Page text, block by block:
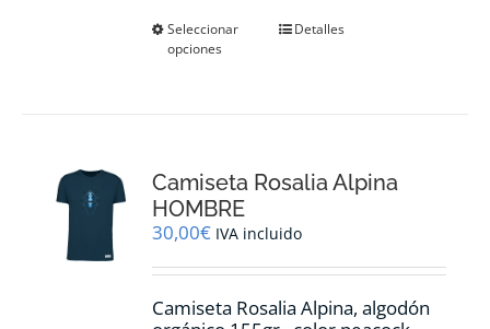
Seleccionar
opciones
Este
se
elegir
la
de
Detalles
Camiseta Rosalia Alpina
HOMBRE
30,00€ IVA incluido
Camiseta Rosalia Alpina, algodón